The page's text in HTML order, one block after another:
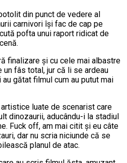
din punct de vedere al
carnivori își fac de cap pe
pofta unui raport ridicat de
finalizare și cu cele mai albastre
fâs total, jur că li se ardeau
gătat filmul cum au putut mai
luate de scenarist care
dinozaurii, aducându-i la stadiul
Fuck off, am mai citit și eu câte
dar nu scria niciunde că se
planul de atac.